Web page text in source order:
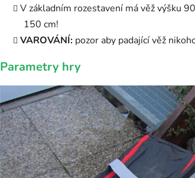
V základním rozestavení má věž výšku
150 cm!
VAROVÁNÍ: pozor aby padající věž
Parametry hry